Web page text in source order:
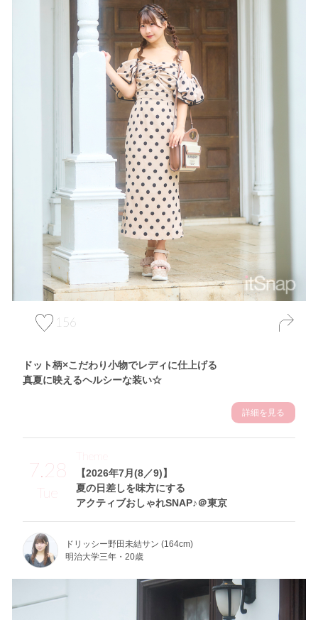
156
ドット柄×こだわり小物でレディに仕上げる
真夏に映えるヘルシーな装い☆
詳細を見る
7.28
Tue
【2026年7月(8／9)】
夏の日差しを味方にする
アクティブおしゃれSNAP♪＠東京
Theme
ドリッシー野田未結サン (164cm)
明治大学三年・20歳